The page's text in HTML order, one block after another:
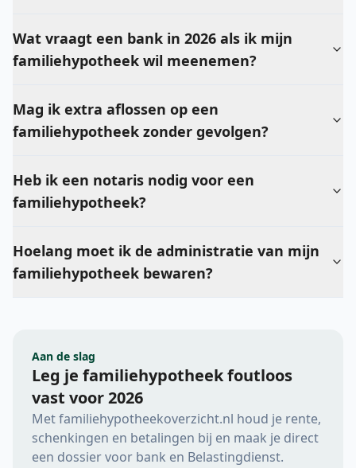
Wat vraagt een bank in 2026 als ik mijn
familiehypotheek wil meenemen?
Mag ik extra aflossen op een
familiehypotheek zonder gevolgen?
Heb ik een notaris nodig voor een
familiehypotheek?
Hoelang moet ik de administratie van mijn
familiehypotheek bewaren?
Aan de slag
Leg je familiehypotheek foutloos
vast voor 2026
Met familiehypotheekoverzicht.nl houd je rente,
schenkingen en betalingen bij en maak je direct
een dossier voor bank en Belastingdienst.